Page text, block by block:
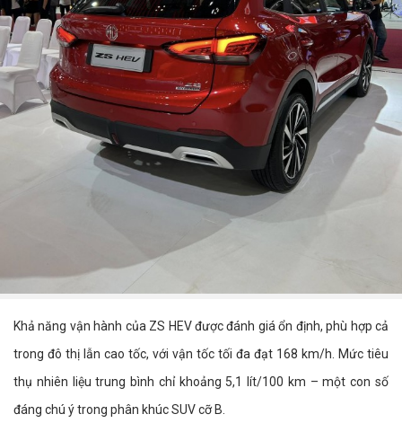
Khả năng vận hành của ZS HEV được đánh giá ổn định, phù hợp cả
trong đô thị lẫn cao tốc, với vận tốc tối đa đạt 168 km/h. Mức tiêu
thụ nhiên liệu trung bình chỉ khoảng 5,1 lít/100 km – một con số
đáng chú ý trong phân khúc SUV cỡ B.